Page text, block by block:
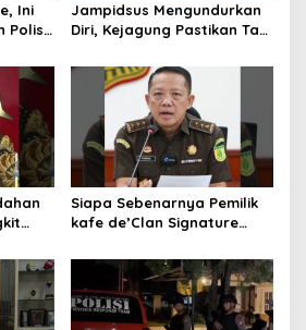
Ini
Polisi
Jampidsus Mengundurkan
Diri, Kejagung Pastikan Tak
Hukum di Gedung Bundar
Siapa Sebenarnya Pemilik
kafe de’Clan Signature
Nama Jampidsus
Mendadak Jadi Sorotan